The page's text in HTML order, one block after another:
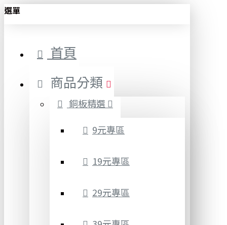
選單
首頁
商品分類
銅板精選
9元專區
19元專區
29元專區